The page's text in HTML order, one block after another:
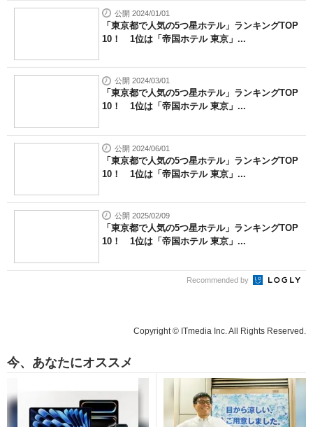
公開 2024/01/01
「東京都で人気の5つ星ホテル」ランキングTOP
10！ 1位は「帝国ホテル 東京」...
公開 2024/03/01
「東京都で人気の5つ星ホテル」ランキングTOP
10！ 1位は「帝国ホテル 東京」...
公開 2024/06/01
「東京都で人気の5つ星ホテル」ランキングTOP
10！ 1位は「帝国ホテル 東京」...
公開 2025/02/09
「東京都で人気の5つ星ホテル」ランキングTOP
10！ 1位は「帝国ホテル 東京」...
Recommended by
Copyright © ITmedia Inc. All Rights Reserved.
今、あなたにオススメ